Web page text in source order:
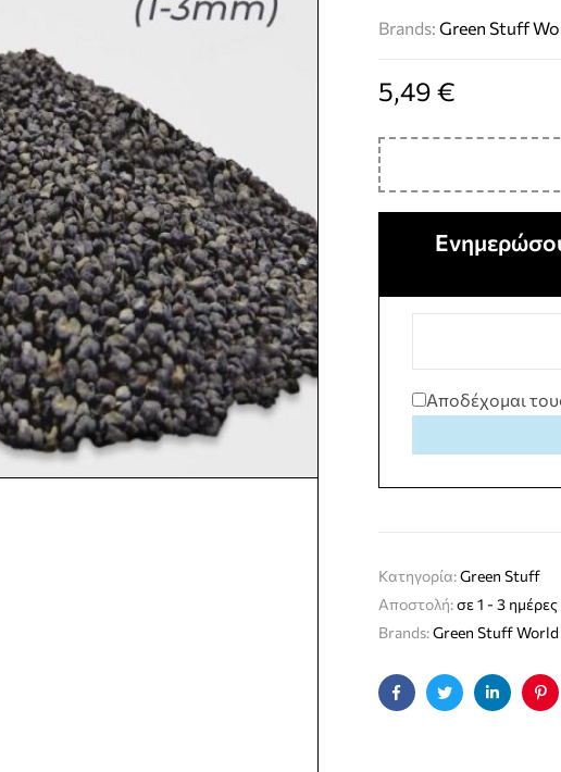
Brands: Green Stuff
5,49 €
Αποδέχομαι
Κατηγορία:Green Stuff
Αποστολή:σε 1 - 3 ημέρες
Brands:Green Stuff World
FacebookTwitterLinkedin